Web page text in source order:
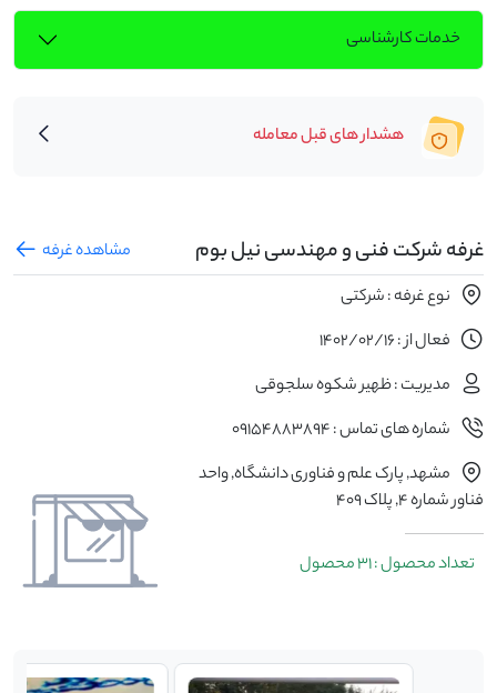
خدمات کارشناسی
هشدار های قبل معامله
غرفه شرکت فنی و مهندسی نیل بوم
مشاهده غرفه
نوع غرفه : شرکتی
فعال از : 1402/02/16
مدیریت : ظهیر شکوه سلجوقی
شماره های تماس : 09154883894
مشهد, پارک علم و فناوری دانشگاه, واحد
فناور شماره 4, پلاک 409
تعداد محصول : 31 محصول